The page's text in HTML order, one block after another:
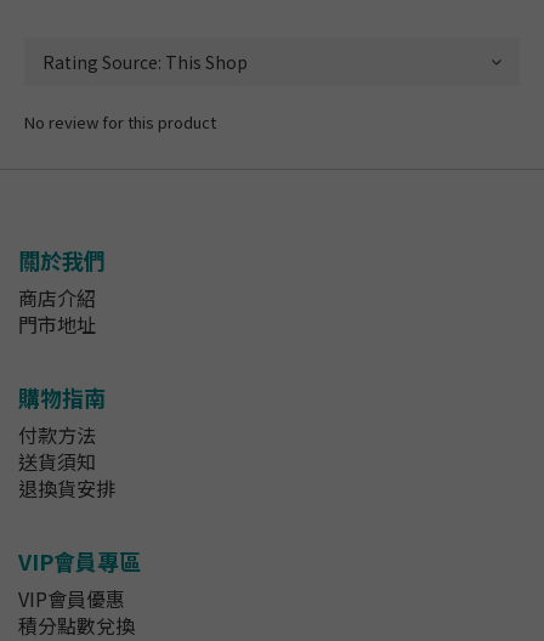
No review for this product
關於我們
商店介紹
門市地址
購物指南
付款方法
送貨須知
退換貨安排
VIP會員專區
VIP會員優惠
積分點數兌換